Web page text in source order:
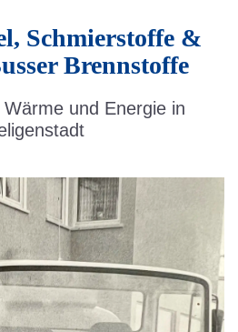
Schmierstoffe &
Brennstoffe
und Energie in